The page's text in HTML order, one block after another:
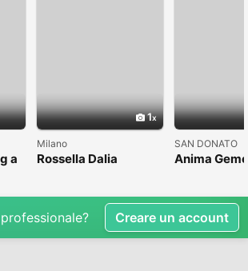
a
1
Milano
Rossella Dalia
SAN DONATO
Anima
Creare un account